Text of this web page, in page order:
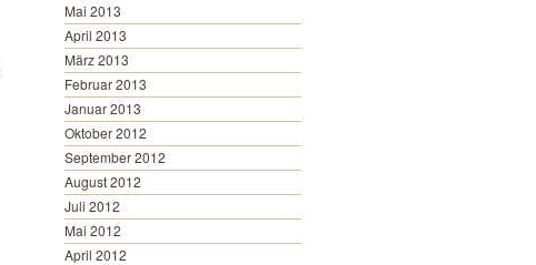
Mai 2013
April 2013
März 2013
Februar 2013
Januar 2013
Oktober 2012
September 2012
August 2012
Juli 2012
Mai 2012
April 2012